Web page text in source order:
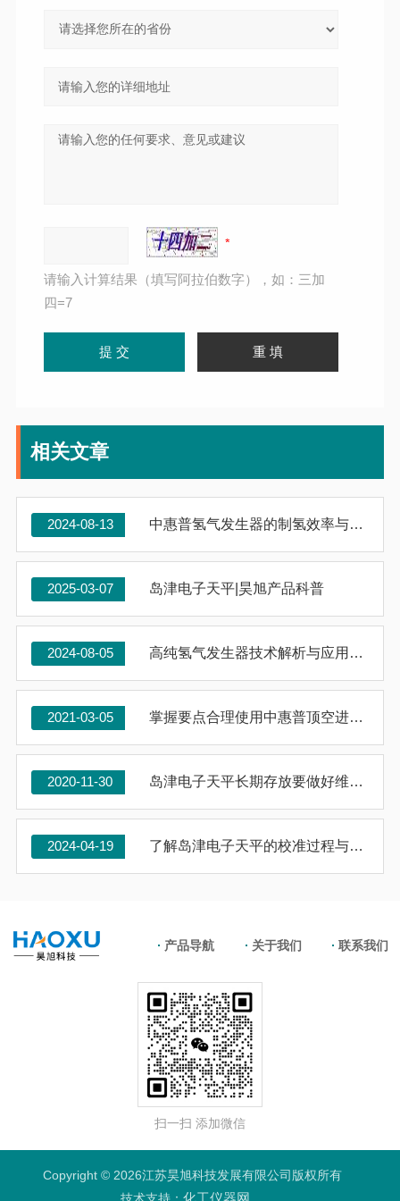
请输入计算结果（填写阿拉伯数字），如：三加
四=7
相关文章
2024-08-13 中惠普氢气发生器的制氢效率与产气量的关系分析
2025-03-07 岛津电子天平|昊旭产品科普
2024-08-05 高纯氢气发生器技术解析与应用展望
2021-03-05 掌握要点合理使用中惠普顶空进样器
2020-11-30 岛津电子天平长期存放要做好维护与保养工作
2024-04-19 了解岛津电子天平的校准过程与重要性
产品导航 关于我们 联系我们
扫一扫 添加微信
Copyright © 2026江苏昊旭科技发展有限公司版权所有